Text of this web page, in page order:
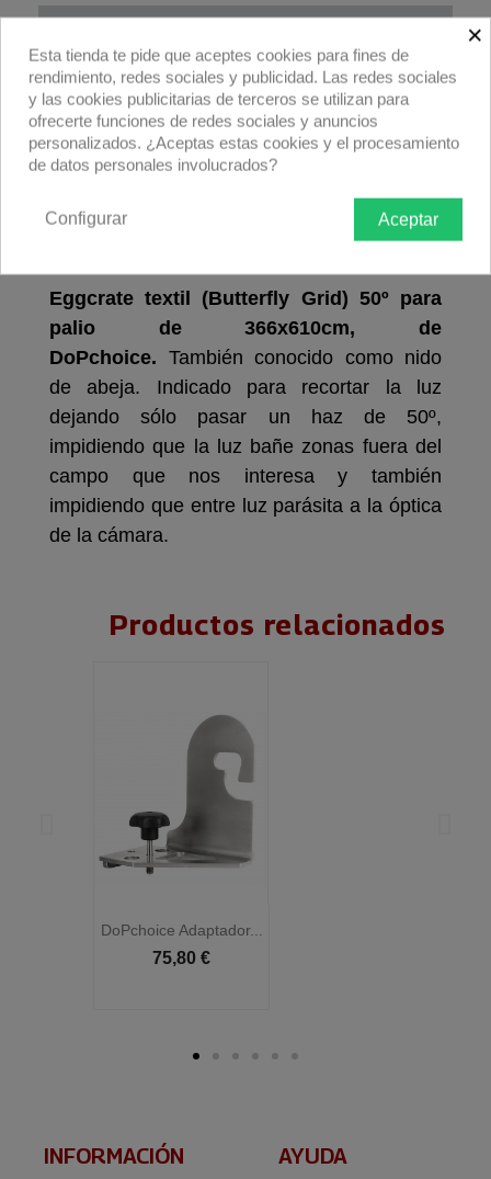
Compra ahora
Eggcrate textil (Butterfly Grid) 50º para palio
Devoluciones Envío
Eggcrate textil (Butterfly Grid) 50º para
palio de 366x610cm, de
DoPchoice. También conocido como nido
de abeja. Indicado para recortar la luz
dejando sólo pasar un haz de 50º,
impidiendo que la luz bañe zonas fuera del
campo que nos interesa y también
impidiendo que entre luz parásita a la óptica
de la cámara.
Productos relacionados
DoPchoice Adaptador...
75,80 €
INFORMACIÓN​ AYUDA
×
Esta tienda te pide que aceptes cookies para fines de
rendimiento, redes sociales y publicidad. Las redes sociales
y las cookies publicitarias de terceros se utilizan para
ofrecerte funciones de redes sociales y anuncios
personalizados. ¿Aceptas estas cookies y el procesamiento
de datos personales involucrados?
Aceptar
Configurar